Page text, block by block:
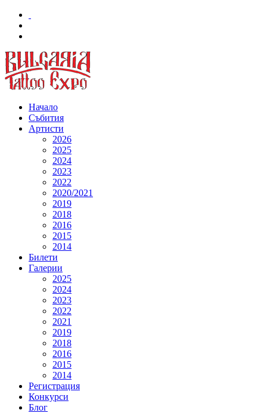
Начало
Събития
Артисти
2026
2025
2024
2023
2022
2020/2021
2019
2018
2016
2015
2014
Билети
Галерии
2025
2024
2023
2022
2021
2019
2018
2016
2015
2014
Регистрация
Конкурси
Блог